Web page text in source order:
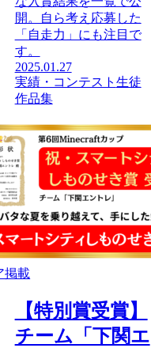
開。自ら考え応募した
「自走力」にも注目で
す。
2025.01.27
実績・コンテスト 生徒
作品集
掲載
【特別賞受賞】
チーム「下関エ